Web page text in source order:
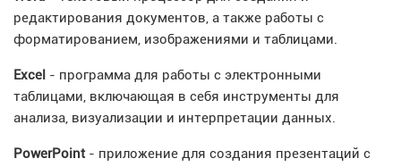
редактирования документов, а также работы с
форматированием, изображениями и таблицами.
Excel - программа для работы с электронными
таблицами, включающая в себя инструменты для
анализа, визуализации и интерпретации данных.
PowerPoint- приложение для создания презентаций с